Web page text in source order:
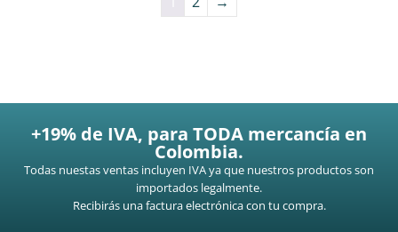
+19% de IVA, para TODA mercancía en
Colombia.
Todas nuestas ventas incluyen IVA ya que nuestros productos son
importados legalmente.
Recibirás una factura electrónica con tu compra.